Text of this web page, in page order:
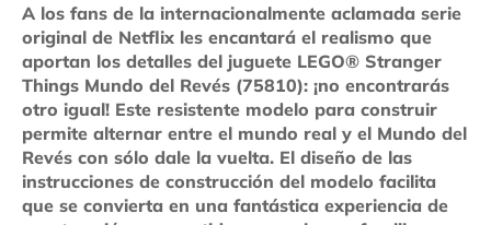
A los fans de la internacionalmente aclamada serie
original de Netflix les encantará el realismo que
aportan los detalles del juguete LEGO® Stranger
Things Mundo del Revés (75810): ¡no encontrarás
otro igual! Este resistente modelo para construir
permite alternar entre el mundo real y el Mundo del
Revés con sólo dale la vuelta. El diseño de las
instrucciones de construcción del modelo facilita
que se convierta en una fantástica experiencia de